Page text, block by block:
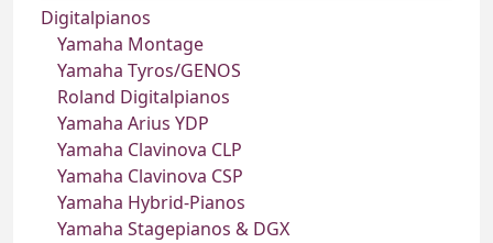
Digitalpianos
Yamaha Montage
Yamaha Tyros/GENOS
Roland Digitalpianos
Yamaha Arius YDP
Yamaha Clavinova CLP
Yamaha Clavinova CSP
Yamaha Hybrid-Pianos
Yamaha Stagepianos & DGX